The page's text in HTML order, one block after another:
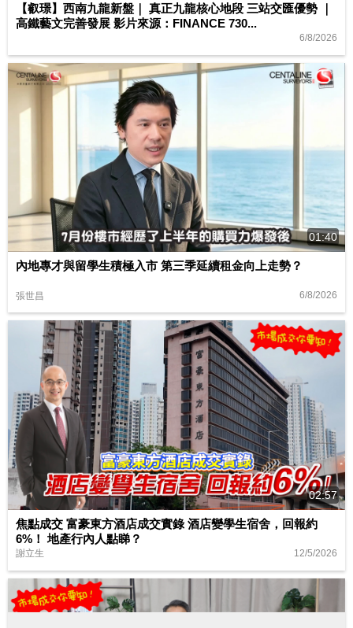
【叡璟】西南九龍新盤｜ 真正九龍核心地段 三站交匯優勢 ｜
高鐵藝文完善發展 影片來源：FINANCE 730...
6/8/2026
01:40
內地專才與留學生積極入市 第三季延續租金向上走勢？
張世昌 6/8/2026
02:57
焦點成交 富豪東方酒店成交實錄 酒店變學生宿舍，回報約
6%！ 地產行內人點睇？
謝立生 12/5/2026